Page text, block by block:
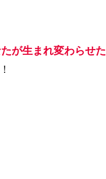
が生まれ変わらせた